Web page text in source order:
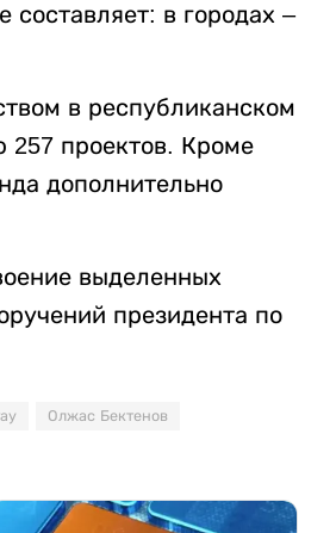
составляет: в городах –
в республиканском
257 проектов. Кроме
дополнительно
выделенных
президента по
Олжас Бектенов